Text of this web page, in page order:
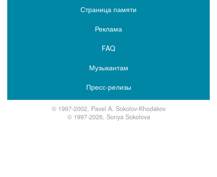
Страница памяти
Реклама
FAQ
Музыкантам
Пресс-релизы
© 1997-2002, Pavel A. Sokolov-Khodakov
© 1997-2026, Sonya Sokolova